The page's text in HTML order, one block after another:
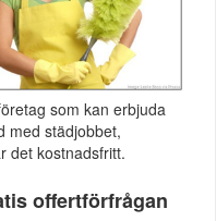
som kan erbjuda
med städjobbet,
det kostnadsfritt.
offertförfrågan